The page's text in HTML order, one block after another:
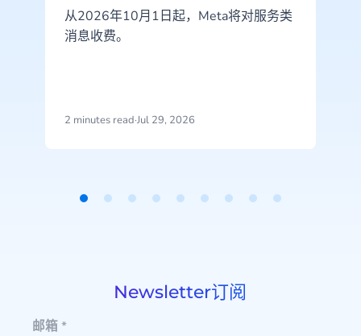
从2026年10月1日起，Meta将对服务类
消息收费。
2 minutes read·Jul 29, 2026
Newsletter订阅
邮箱*